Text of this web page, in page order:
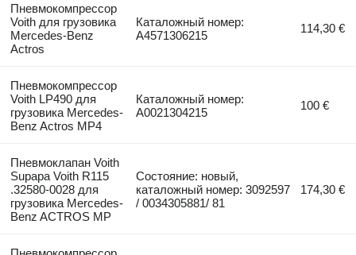
Пневмокомпрессор
Voith для грузовика
Mercedes-Benz
Actros
Каталожный номер:
A4571306215
114,30 €
Пневмокомпрессор
Voith LP490 для
грузовика Mercedes-
Benz Actros MP4
Каталожный номер:
A0021304215
100 €
Пневмоклапан Voith
Supapa Voith R115
.32580-0028 для
грузовика Mercedes-
Benz ACTROS MP
Состояние: новый,
каталожный номер: 3092597
/ 0034305881/ 81
174,30 €